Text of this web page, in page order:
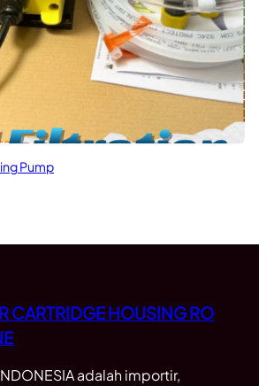
Pump
CARTRIDGE HOUSING RO
INDONESIA adalah importir,